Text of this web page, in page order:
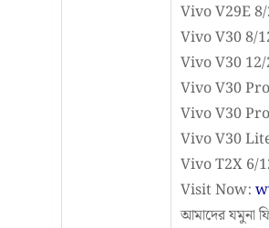
Vivo V29E
Vivo V30 8/
Vivo V30
Vivo V30
Vivo V30
Vivo V30
Vivo T2X 6/
Visit Now:
আমাদের যমুনা